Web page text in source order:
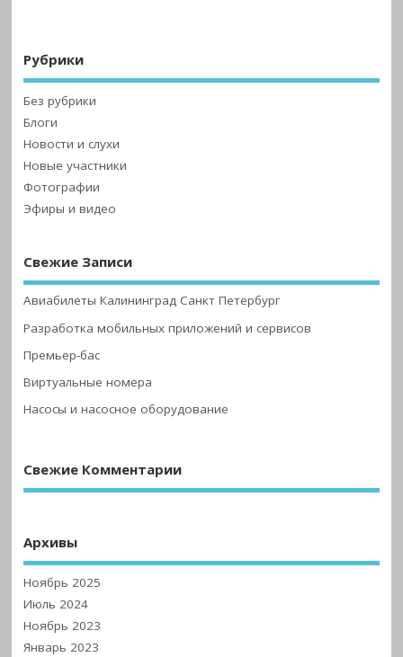
Рубрики
Без рубрики
Блоги
Новости и слухи
Новые участники
Фотографии
Эфиры и видео
Свежие Записи
Авиабилеты Калининград Санкт Петербург
Разработка мобильных приложений и сервисов
Премьер-бас
Виртуальные номера
Насосы и насосное оборудование
Свежие Комментарии
Архивы
Ноябрь 2025
Июль 2024
Ноябрь 2023
Январь 2023